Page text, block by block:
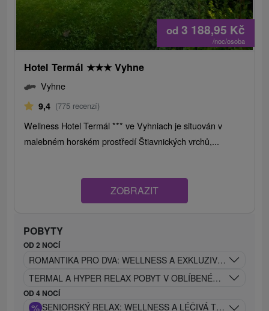
od 3 188,95 Kč
/noc/osoba
Hotel Termál ★★★ Vyhne
Vyhne
9,4 (775 recenzí)
Wellness Hotel Termál *** ve Vyhniach je situován v
malebném horském prostředí Štiavnických vrchů,...
ZOBRAZIT
POBYTY
OD 2 NOCÍ
ROMANTIKA PRO DVA: WELLNESS A EXKLUZIVNÍ BONUSY
TERMAL A HYPER RELAX POBYT V OBLÍBENÉM HOTELU
OD 4 NOCÍ
% SENIORSKÝ RELAX: WELLNESS A LÉČIVÁ TERMÁLNÍ